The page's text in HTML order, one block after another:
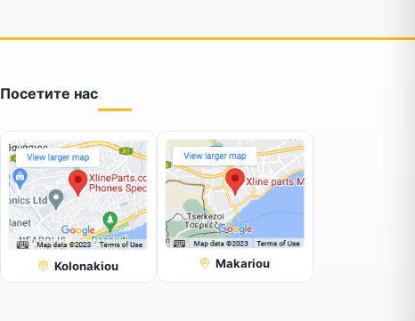
Посетите нас
Kolonakiou Makariou